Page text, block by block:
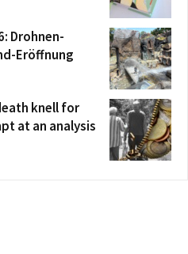
Drohnen-
Eröffnung
knell for
at an analysis